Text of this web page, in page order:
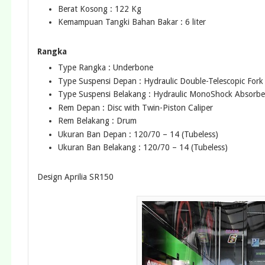
Berat Kosong : 122 Kg
Kemampuan Tangki Bahan Bakar : 6 liter
Rangka
Type Rangka : Underbone
Type Suspensi Depan : Hydraulic Double-Telescopic Fork
Type Suspensi Belakang : Hydraulic MonoShock
Rem Depan : Disc with Twin-Piston Caliper
Rem Belakang : Drum
Ukuran Ban Depan : 120/70 – 14 (Tubeless)
Ukuran Ban Belakang : 120/70 – 14 (Tubeless)
Design Aprilia SR150